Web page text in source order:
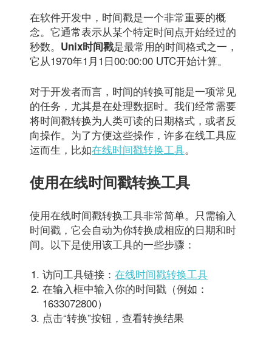
在软件开发中，时间戳是一个非常重要的概
念。它通常表示从某个特定时间点开始经过的
秒数。 Unix时间戳是最常用的时间格式之一，
它从1970年1月1日00:00:00 UTC开始计算。
对于开发者而言，时间的转换可能是一项常见
的任务，尤其是在处理数据时。我们经常需要
将时间戳转换为人类可读的日期格式，或者反
向操作。为了方便这些操作，许多在线工具应
运而生，比如在线时间戳转换工具。
使用在线时间戳转换工具
使用在线时间戳转换工具非常简单。只需输入
时间戳，它会自动为你转换成相应的日期和时
间。以下是使用该工具的一些步骤：
访问工具链接：在线时间戳转换工具
在输入框中输入你的时间戳（例如：
1633072800）
点击“转换”按钮，查看转换结果